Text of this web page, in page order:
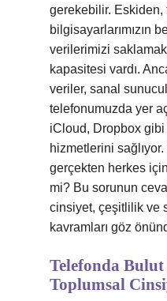
gerekebilir. Eskiden,
bilgisayarlarımızın
verilerimizi saklamak
kapasitesi vardı.
veriler, sanal
telefonumuzda yer
iCloud, Dropbox
hizmetlerini
gerçekten herkes
mi? Bu sorunun
cinsiyet, çeşitlilik ve
kavramları göz
Telefonda
Toplumsal